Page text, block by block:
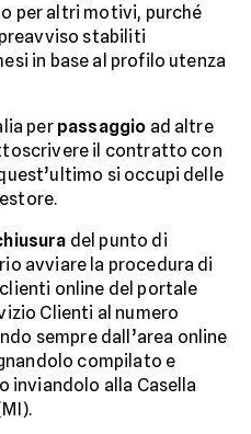
per altri motivi, purché
stabiliti
in base al profilo utenza
per passaggio ad altre
il contratto con
si occupi delle
del punto di
avviare la procedura di
online del portale
Clienti al numero
sempre dall’area online
compilato e
inviandolo alla Casella